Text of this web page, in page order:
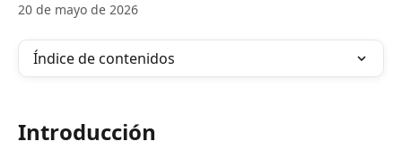
20 de mayo de 2026
Índice de contenidos
Introducción